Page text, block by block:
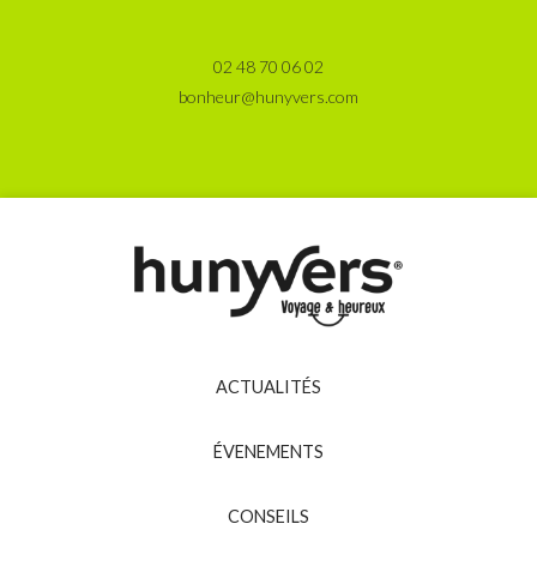
02 48 70 06 02
bonheur@hunyvers.com
ACTUALITÉS
ÉVENEMENTS
CONSEILS